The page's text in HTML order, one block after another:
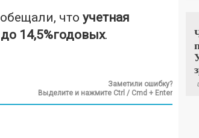
что учетная
14,5%годовых.
Заметили ошибку?
Выделите и нажмите Ctrl / Cmd + Enter